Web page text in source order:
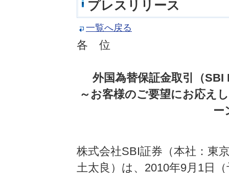
プレスリリース
一覧へ戻る
各 位
外国為替保証金取引（
～お客様のご要望にお応え
ー
株式会社SBI証券（本社：東
土太良）は、2010年9月1日